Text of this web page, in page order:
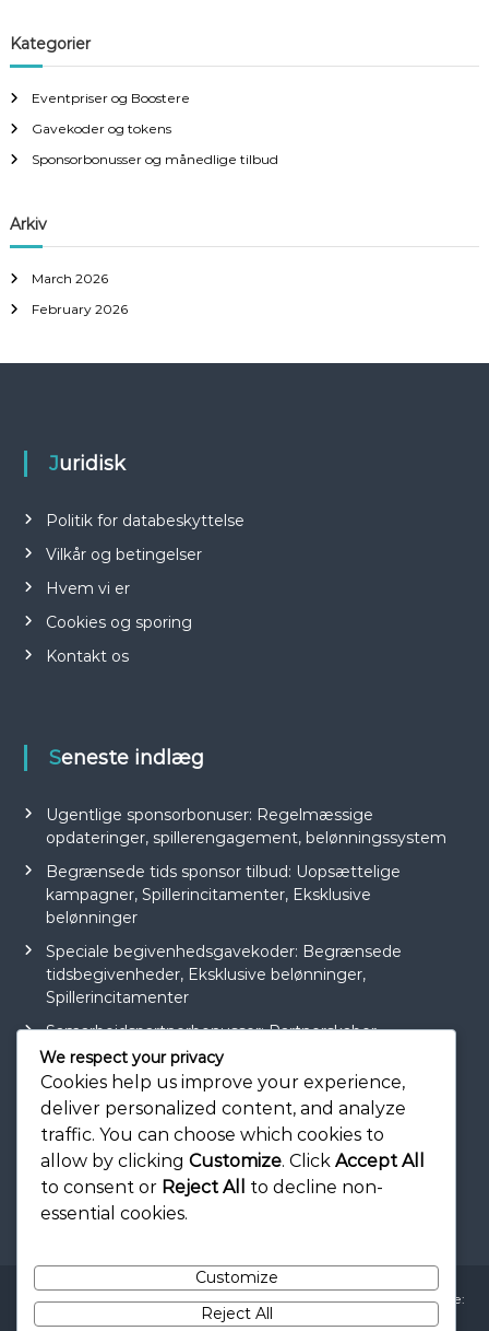
Kategorier
Eventpriser og Boostere
Gavekoder og tokens
Sponsorbonusser og månedlige tilbud
Arkiv
March 2026
February 2026
Juridisk
Politik for databeskyttelse
Vilkår og betingelser
Hvem vi er
Cookies og sporing
Kontakt os
Seneste indlæg
Ugentlige sponsorbonuser: Regelmæssige
opdateringer, spillerengagement, belønningssystem
Begrænsede tids sponsor tilbud: Uopsættelige
kampagner, Spillerincitamenter, Eksklusive
belønninger
Speciale begivenhedsgavekoder: Begrænsede
tidsbegivenheder, Eksklusive belønninger,
Spillerincitamenter
Samarbejdspartnerbonusser: Partnerskaber,
kampagner, spillerbelønninger
Eksklusive sponsor tilbud: Begrænsede tidsrabatter,
Unikke belønninger, Spillerincitamenter
Copyright © 2026amerikaihirujsag.comAll rights reserved. Theme:
Flashby ThemeGrill. Powered byWordPress
We respect your privacy
Cookies help us improve your experience,
deliver personalized content, and analyze
traffic. You can choose which cookies to
allow by clicking Customize. Click Accept All
to consent or Reject All
to decline non-
essential cookies.
Customize
Reject All